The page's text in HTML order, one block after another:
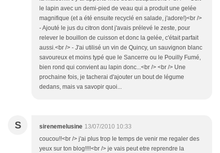
le lapin avec un demi-pied de veau qui a produit une gelée
magnifique (et a été ensuite recyclé en salade, j'adore!)<br />
- Ajouté le jus du citron dont j'avais prélevé le zeste, pour
relever le bouillon de cuisson et donc la gelée, c'était parfait
aussi.<br /> - J'ai utilisé un vin de Quincy, un sauvignon blanc
savoureux et moins typé que le Sancerre ou le Pouilly Fumé,
bien rond qui convient au lapin donc...<br /> <br /> Une
prochaine fois, je tacherai d'ajouter un bout de légume
dedans, mais va savopir quoi...
S sirenemelusine 13/07/2010 10:33
coucou!!<br /> j'ai plus trop le temps de venir me regaler des
yeux sur ton blog!!!!<br /> je vais peut etre reprendre la